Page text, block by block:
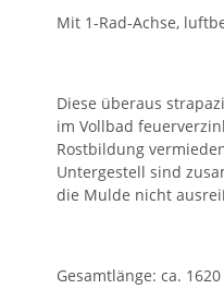
Mit 1-Rad-Achse,
Diese überaus
im Vollbad
Rostbildung
Untergestell sind
die Mulde nicht
Gesamtlänge: ca.